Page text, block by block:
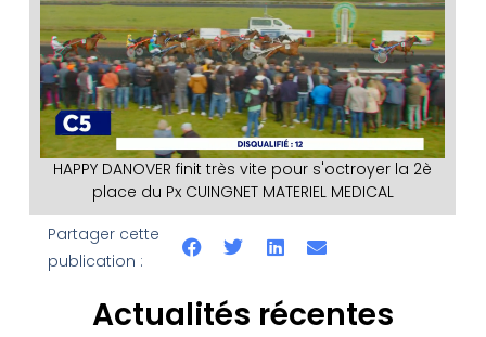
HAPPY DANOVER finit très vite pour s'octroyer la 2è
place du Px CUINGNET MATERIEL MEDICAL
Partager cette
publication :
Actualités récentes